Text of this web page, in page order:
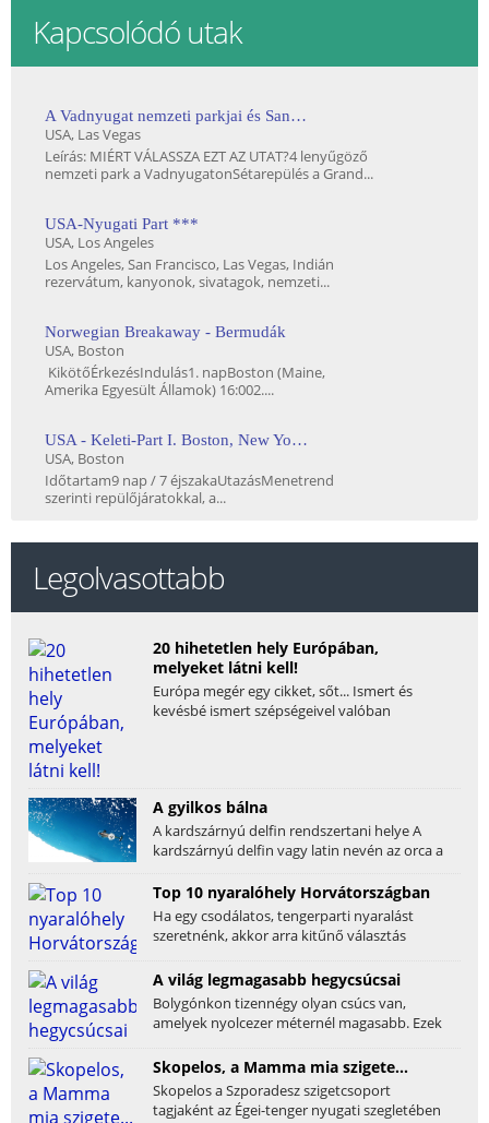
Kapcsolódó utak
A Vadnyugat nemzeti parkjai és San Francisco
USA, Las Vegas
Leírás: MIÉRT VÁLASSZA EZT AZ UTAT?4 lenyűgöző
nemzeti park a VadnyugatonSétarepülés a Grand...
USA-Nyugati Part ***
USA, Los Angeles
Los Angeles, San Francisco, Las Vegas, Indián
rezervátum, kanyonok, sivatagok, nemzeti...
Norwegian Breakaway - Bermudák
USA, Boston
KikötőÉrkezésIndulás1. napBoston (Maine,
Amerika Egyesült Államok) 16:002....
USA - Keleti-Part I. Boston, New York, Philadelphia, Washington
USA, Boston
Időtartam9 nap / 7 éjszakaUtazásMenetrend
szerinti repülőjáratokkal, a...
Legolvasottabb
20 hihetetlen hely Európában,
melyeket látni kell!
Európa megér egy cikket, sőt... Ismert és
kevésbé ismert szépségeivel valóban
A gyilkos bálna
A kardszárnyú delfin rendszertani helye A
kardszárnyú delfin vagy latin nevén az orca a
Top 10 nyaralóhely Horvátországban
Ha egy csodálatos, tengerparti nyaralást
szeretnénk, akkor arra kitűnő választás
A világ legmagasabb hegycsúcsai
Bolygónkon tizennégy olyan csúcs van,
amelyek nyolcezer méternél magasabb. Ezek
Skopelos, a Mamma mia szigete...
Skopelos a Szporadesz szigetcsoport
tagjaként az Égei-tenger nyugati szegletében